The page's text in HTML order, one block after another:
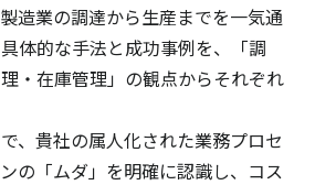
造業の調達から生産までを一気通
体的な手法と成功事例を、「調
・在庫管理」の観点からそれぞれ
、貴社の属人化された業務プロセ
の「ムダ」を明確に認識し、コス